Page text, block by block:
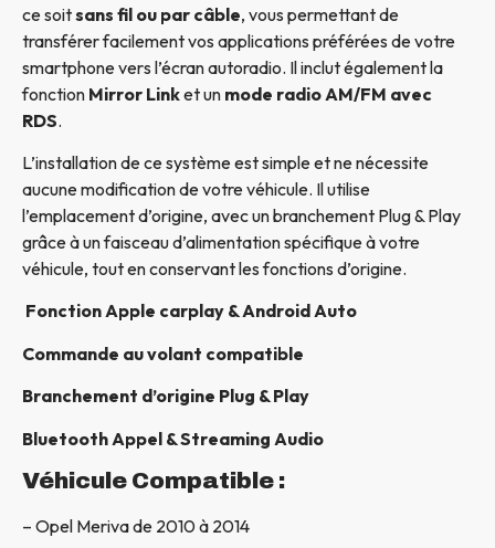
ce soitsans fil ou par câble, vous permettant de
transférer facilement vos applications préférées de votre
smartphone vers l’écran autoradio. Il inclut également la
fonction Mirror Linket un mode radio AM/FM avec
RDS.
L’installation de ce système est simple et ne nécessite
aucune modification de votre véhicule. Il utilise
l’emplacement d’origine, avec un branchement Plug & Play
grâce à un faisceau d’alimentation spécifique à votre
véhicule, tout en conservant les fonctions d’origine.
Fonction Apple carplay & Android Auto
Commande au volant compatible
Branchement d’origine Plug & Play
Bluetooth Appel & Streaming Audio
Véhicule Compatible :
– Opel Meriva de 2010 à 2014